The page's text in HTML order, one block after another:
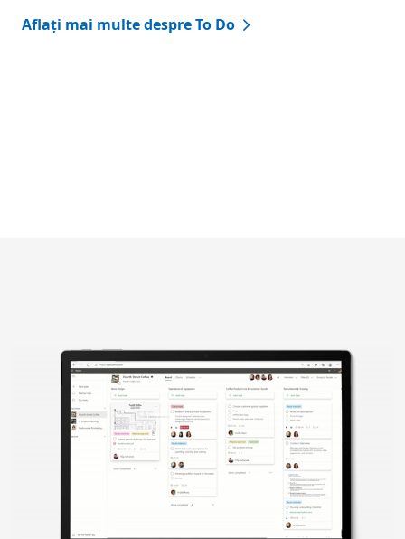
Aflați mai multe despre To Do